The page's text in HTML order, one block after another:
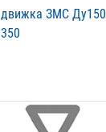
ЗМС Ду150